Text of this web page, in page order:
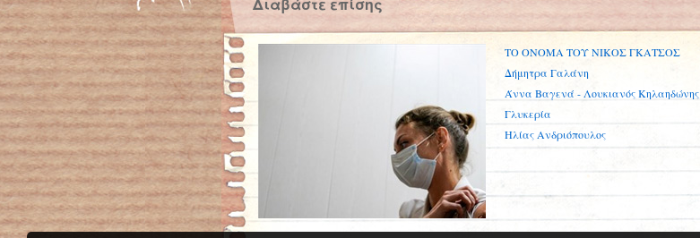
ΤΟ ΟΝΟΜΑ ΤΟΥ ΝΙΚΟΣ ΓΚΑΤΣΟΣ
Δήμητρα Γαλάνη
Άννα Βαγενά - Λουκιανός Κηλαηδώνης
Γλυκερία
Ηλίας Ανδριόπουλος